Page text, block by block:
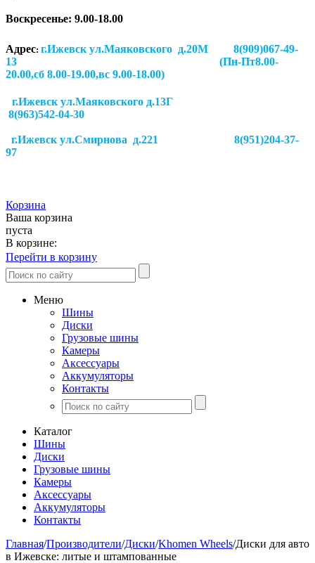
Воскресенье: 9.00-18.00
Адрес: г.Ижевск ул.Маяковского д.20М 8(909)067-49-
13 (Пн-Пт8.00-
20.00,сб 8.00-19.00,вс 9.00-18.00)
г.Ижевск ул.Маяковского д.13Г
8(963)542-04-30
г.Ижевск ул.Смирнова д.221
8(951)204-37-
97
Корзина
Ваша корзина
пуста
В корзине:
Перейти в корзину
Меню
Шины
Диски
Грузовые шины
Камеры
Аксессуары
Аккумуляторы
Контакты
Каталог
Шины
Диски
Грузовые шины
Камеры
Аксессуары
Аккумуляторы
Контакты
Главная/Производители/Диски/Khomen Wheels/Диски для авто
в Ижевске: литые и штампованные